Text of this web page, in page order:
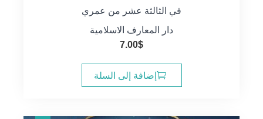
في الثالثة عشر من عمري
دار المعارف الاسلامية
7.00$
إضافة إلى السلة